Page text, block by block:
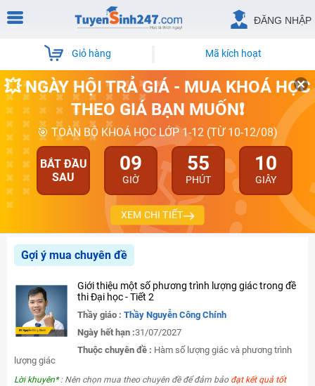
ĐĂNG NHẬP
Giỏ hàng Mã kích hoạt
💥 NGÀY HỘI TRẢ GIÁ - MUA KHOÁ HỌC
THEO GIÁ BẠN MUỐN❗
🎯 TOÀN BỘ KHOÁ HỌC LỚP 1-12 (TỪ 10-12/08)
BẮT ĐẦU
SAU
09
GIỜ
55
PHÚT
10
GIÂY
XEM CHI TIẾT
Gợi ý mua chuyên đề
Giới thiệu một số phương trình lượng giác trong đề
thi Đại học - Tiết 2
Thầy giáo : Thầy Nguyễn Công Chính
Ngày hết hạn :31/07/2027
Thuộc chuyên đề : Hàm số lượng giác và phương trình
lượng giác
Lời khuyên*: Nên chọn mua theo chuyên đề để đảm bảo đạt kết quả tốt